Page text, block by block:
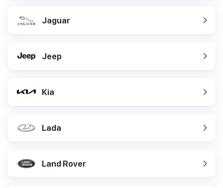
Jaguar
Jeep
Kia
Lada
Land Rover